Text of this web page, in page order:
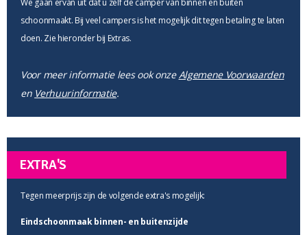
We gaan ervan uit dat u zelf de camper van binnen en buiten
schoonmaakt. Bij veel campers is het mogelijk dit tegen betaling te laten
doen. Zie hieronder bij Extras.
Voor meer informatie lees ook onzeAlgemene Voorwaarden
en Verhuurinformatie.
EXTRA'S
Tegen meerprijs zijn de volgende extra's mogelijk:
Eindschoonmaak binnen- en buitenzijde